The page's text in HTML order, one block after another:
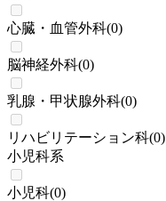
心臓・血管外科(0)
脳神経外科(0)
乳腺・甲状腺外科(0)
リハビリテーション科(0)
小児科系
小児科(0)